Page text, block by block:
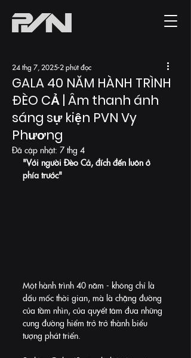
GALA 40 NĂM HÀNH TRÌNH
ĐÈO CẢ | Âm thanh ánh
sáng sự kiện PVN Vy
Phương
24 thg 7, 20252 phút đọc
Đã cập nhật: 7 thg 4
"Với người Đèo Cả, đích đến luôn ở
phía trước"
Một hành trình 40 năm - không chỉ là
dấu mốc thời gian, mà là chặng đường
của tầm nhìn, của quyết tâm đưa những
cung đường hiểm trở trở thành biểu
tượng phát triển.